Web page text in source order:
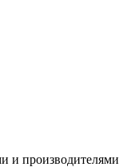
и производителями